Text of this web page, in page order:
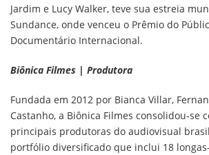
Jardim e Lucy Walker, teve sua estreia
Sundance, onde venceu o Prêmio do
Documentário Internacional.
Biônica Filmes | Produtora
Fundada em 2012 por Bianca Villar,
Castanho, a Biônica Filmes consolidou-se
principais produtoras do audiovisual
portfólio diversificado que inclui 18